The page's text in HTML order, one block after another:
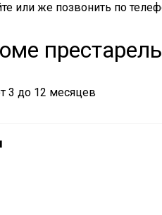
или же позвонить по
3 до 12 месяцев